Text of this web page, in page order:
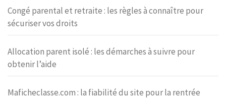
Congé parental et retraite : les règles à connaître pour
sécuriser vos droits
Allocation parent isolé : les démarches à suivre pour
obtenir l’aide
Maficheclasse.com : la fiabilité du site pour la rentrée